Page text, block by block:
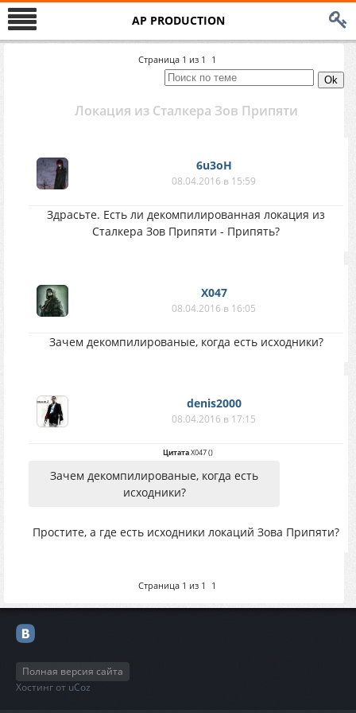
AP PRODUCTION
Страница 1 из 1 1
Локация из Сталкера Зов Припяти
6u3oH
08.04.2016 в 15:59
Здрасьте. Есть ли декомпилированная локация из
Сталкера Зов Припяти - Припять?
X047
08.04.2016 в 16:05
Зачем декомпилированые, когда есть исходники?
denis2000
08.04.2016 в 17:15
ЦитатаX047()
Зачем декомпилированые, когда есть
исходники?
Простите, а где есть исходники локаций Зова Припяти?
Страница 1 из 1 1
Полная версия сайта
Хостинг от uCoz